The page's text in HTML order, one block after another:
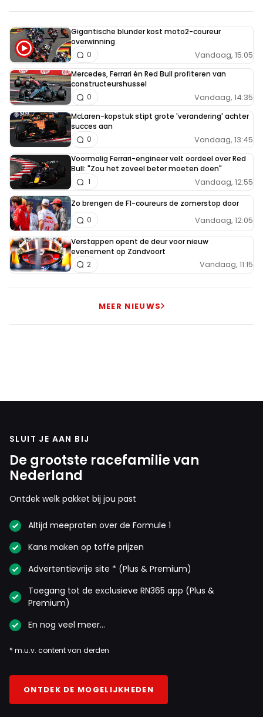
Gigantische blunder kost moto2-coureur
overwinning
Vandaag, 15:05
0
Mercedes, Ferrari én Red Bull profiteren van
constructeurshussel
Vandaag, 14:35
0
McLaren-kopstuk stipt grote 'verandering' achter
succes aan
Vandaag, 13:45
0
Voormalig Ferrari-engineer velt oordeel over Red
Bull: "Zou het zoveel beter moeten doen"
Vandaag, 12:55
1
Zo brengen de F1-coureurs de zomerstop door
Vandaag, 12:05
0
Verstappen opent de deur voor nieuw
evenement op Zandvoort
Vandaag, 11:15
2
MEER NIEUWS
SLUIT JE AAN BIJ
De grootste racefamilie van
Nederland
Ontdek welk pakket bij jou past
Altijd meepraten over de Formule 1
Kans maken op toffe prijzen
Advertentievrije site * (Plus & Premium)
Toegang tot de exclusieve RN365 app (Plus &
Premium)
En nog veel meer…
* m.u.v. content van derden
ONTDEK DE MOGELIJKHEDEN